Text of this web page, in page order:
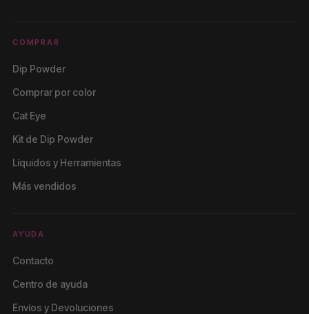
COMPRAR
Dip Powder
Comprar por color
Cat Eye
Kit de Dip Powder
Líquidos y Herramientas
Más vendidos
AYUDA
Contacto
Centro de ayuda
Envíos y Devoluciones